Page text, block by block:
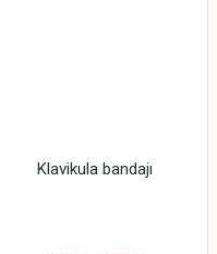
Klavikula bandajı